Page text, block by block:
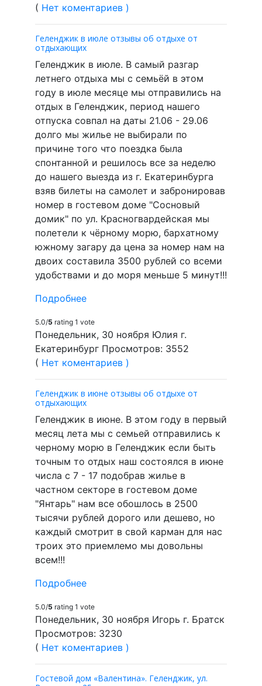
( Нет коментариев )
Геленджик в июле отзывы об отдыхе от
отдыхающих
Геленджик в июле. В самый разгар
летнего отдыха мы с семьёй в этом
году в июле месяце мы отправились на
отдых в Геленджик, период нашего
отпуска совпал на даты 21.06 - 29.06
долго мы жилье не выбирали по
причине того что поездка была
спонтанной и решилось все за неделю
до нашего выезда из г. Екатеринбурга
взяв билеты на самолет и забронировав
номер в гостевом доме "Сосновый
домик" по ул. Красногвардейская мы
полетели к чёрному морю, бархатному
южному загару да цена за номер нам на
двоих составила 3500 рублей со всеми
удобствами и до моря меньше 5 минут!!!
Подробнее
5.0/5 rating 1 vote
Понедельник, 30 ноября Юлия г.
Екатеринбург Просмотров: 3552
( Нет коментариев )
Геленджик в июне отзывы об отдыхе от
отдыхающих
Геленджик в июне. В этом году в первый
месяц лета мы с семьей отправились к
черному морю в Геленджик если быть
точным то отдых наш состоялся в июне
числа с 7 - 17 подобрав жилье в
частном секторе в гостевом доме
"Янтарь" нам все обошлось в 2500
тысячи рублей дорого или дешево, но
каждый смотрит в свой карман для нас
троих это приемлемо мы довольны
всем!!!
Подробнее
5.0/5 rating 1 vote
Понедельник, 30 ноября Игорь г. Братск
Просмотров: 3230
( Нет коментариев )
Гостевой дом «Валентина». Геленджик, ул.